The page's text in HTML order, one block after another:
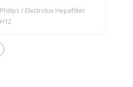
Philips / Electrolux Hepafilter
H12